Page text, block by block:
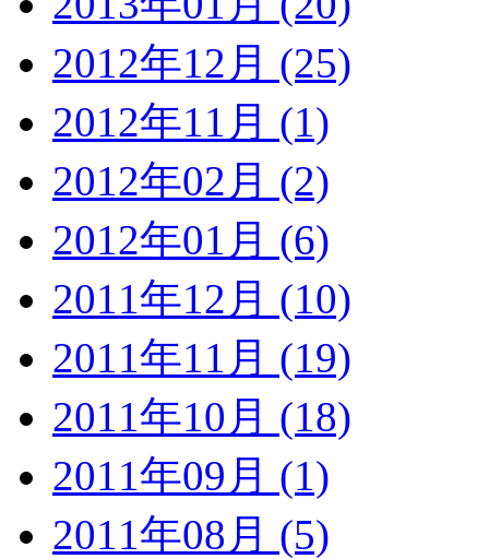
2012年12月 (25)
2012年11月 (1)
2012年02月 (2)
2012年01月 (6)
2011年12月 (10)
2011年11月 (19)
2011年10月 (18)
2011年09月 (1)
2011年08月 (5)